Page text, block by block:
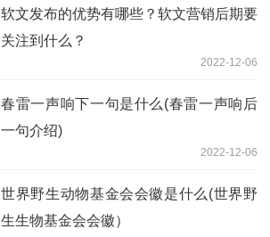
软文发布的优势有哪些？软文营销后期要
关注到什么？
2022-12-06
春雷一声响下一句是什么(春雷一声响后
一句介绍)
2022-12-06
世界野生动物基金会会徽是什么(世界野
生生物基金会会徽）